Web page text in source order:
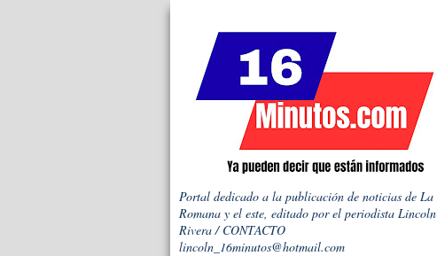
Portal dedicado a la publicación de noticias de La
Romana y el este, editado por el periodista Lincoln
Rivera / CONTACTO
lincoln_16minutos@hotmail.com